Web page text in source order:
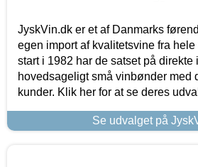
JyskVin.dk er et af Danmarks
egen import af kvalitetsvine fra
start i 1982 har de satset på direkte
hovedsageligt små vinbønder med
kunder. Klik her for at se deres
Se udvalget på